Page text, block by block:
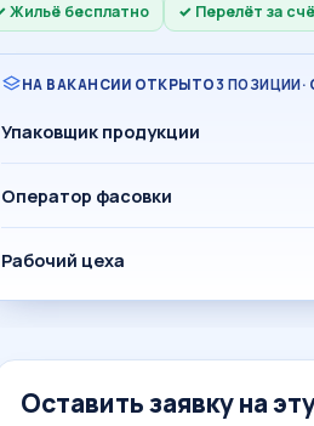
Жильё бесплатно Перелёт за
НА ВАКАНСИИ ОТКРЫТО 3 ПОЗИЦИИ
Упаковщик продукции
Оператор фасовки
Рабочий цеха
Оставить заявку на